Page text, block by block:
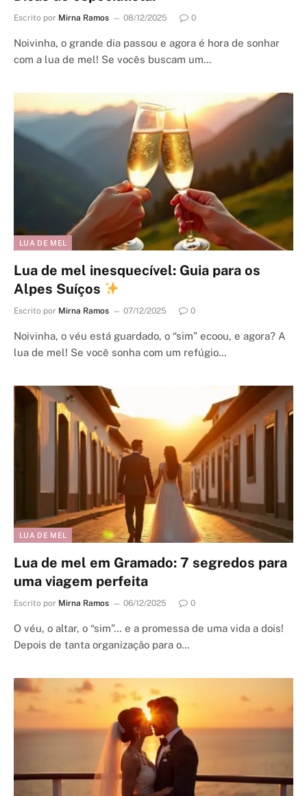
Escrito por Mirna Ramos 08/12/2025 0
Noivinha, o grande dia passou e agora é hora de sonhar
com a lua de mel! Se vocês buscam um…
LUA DE MEL
Lua de mel inesquecível: Guia para os
Alpes Suíços
Escrito por Mirna Ramos 07/12/2025 0
Noivinha, o véu está guardado, o “sim” ecoou, e agora? A
lua de mel! Se você sonha com um refúgio…
LUA DE MEL
Lua de mel em Gramado: 7 segredos para
uma viagem perfeita
Escrito por Mirna Ramos 06/12/2025 0
O véu, o altar, o “sim”… e a promessa de uma vida a dois!
Depois de tanta organização para o…